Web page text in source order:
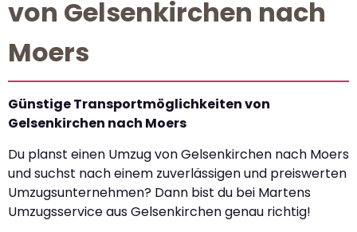
von Gelsenkirchen nach
Moers
Günstige Transportmöglichkeiten von
Gelsenkirchen nach Moers
Du planst einen Umzug von Gelsenkirchen nach Moers
und suchst nach einem zuverlässigen und preiswerten
Umzugsunternehmen? Dann bist du bei Martens
Umzugsservice aus Gelsenkirchen genau richtig!